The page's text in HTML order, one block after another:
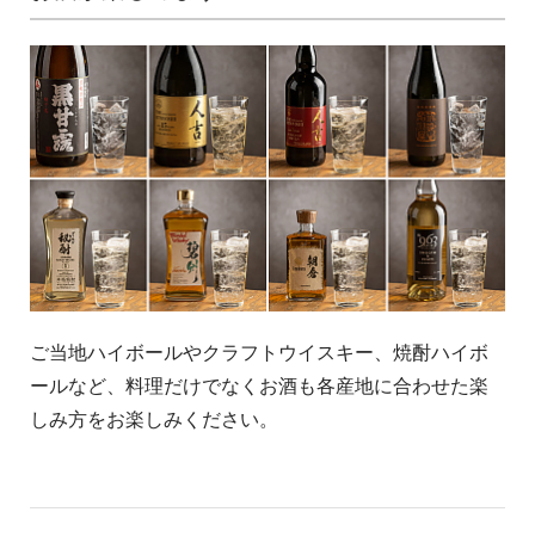
ご当地ハイボールやクラフトウイスキー、焼酎ハイボ
ールなど、料理だけでなくお酒も各産地に合わせた楽
しみ方をお楽しみください。